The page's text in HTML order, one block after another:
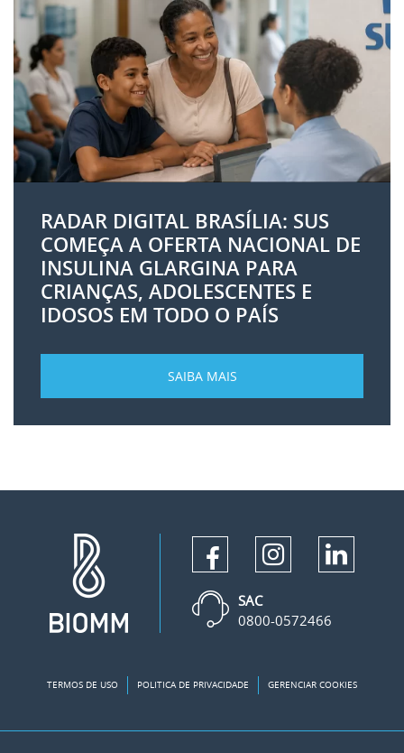
RADAR DIGITAL BRASÍLIA: SUS
COMEÇA A OFERTA NACIONAL DE
INSULINA GLARGINA PARA
CRIANÇAS, ADOLESCENTES E
IDOSOS EM TODO O PAÍS
SAIBA MAIS
SAC
0800-0572466
TERMOS DE USO POLITICA DE PRIVACIDADE GERENCIAR COOKIES